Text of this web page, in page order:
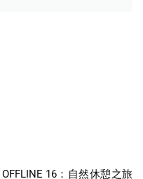
OFFLINE 16 ：自然休憩之旅